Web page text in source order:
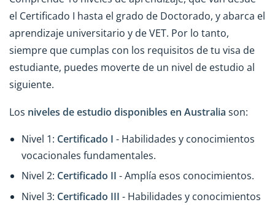
el Certificado I hasta el grado de Doctorado, y abarca el
aprendizaje universitario y de VET. Por lo tanto,
siempre que cumplas con los requisitos de tu visa de
estudiante, puedes moverte de un nivel de estudio al
siguiente.
Los niveles de estudio disponibles en Australia son:
Nivel 1: Certificado I - Habilidades y conocimientos
vocacionales fundamentales.
Nivel 2: Certificado II - Amplía esos conocimientos.
Nivel 3: Certificado III - Habilidades y conocimientos